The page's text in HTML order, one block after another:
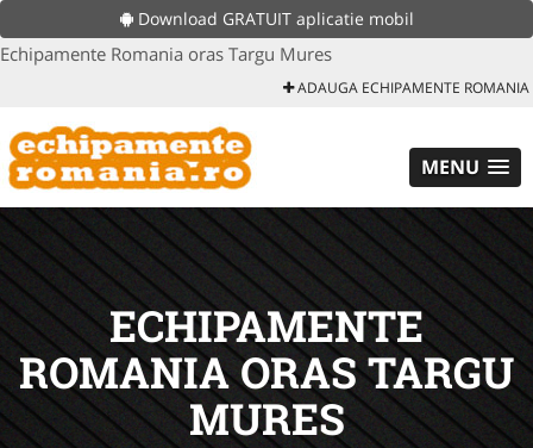
Download GRATUIT aplicatie mobil
Echipamente Romania oras Targu Mures
ADAUGA ECHIPAMENTE ROMANIA
MENU
ECHIPAMENTE
ROMANIA ORAS TARGU
MURES